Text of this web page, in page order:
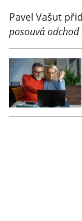
Pavel Vašut
posouvá odchod